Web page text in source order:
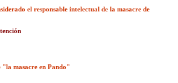
el responsable intelectual de la masacre de
"la masacre en Pando"